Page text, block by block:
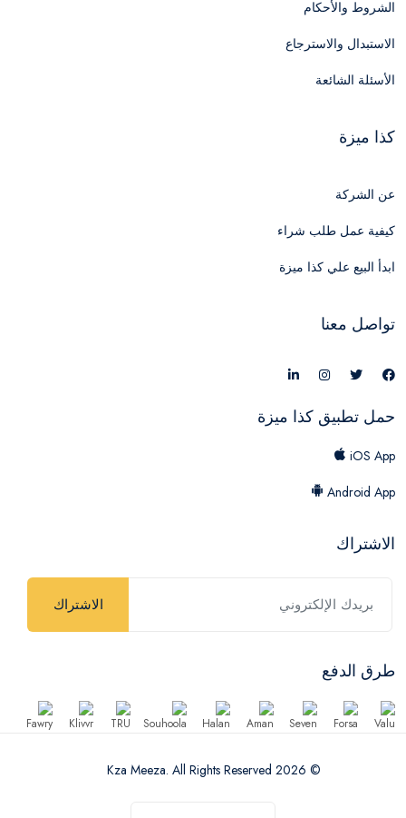
الشروط والأحكام
الاستبدال والاسترجاع
الأسئلة الشائعة
كذا ميزة
عن الشركة
كيفية عمل طلب شراء
ابدأ البيع علي كذا ميزة
تواصل معنا
حمل تطبيق كذا ميزة
iOS App
Android App
الاشتراك
الاشتراك
طرق الدفع
© 2026 Kza Meeza. All Rights Reserved